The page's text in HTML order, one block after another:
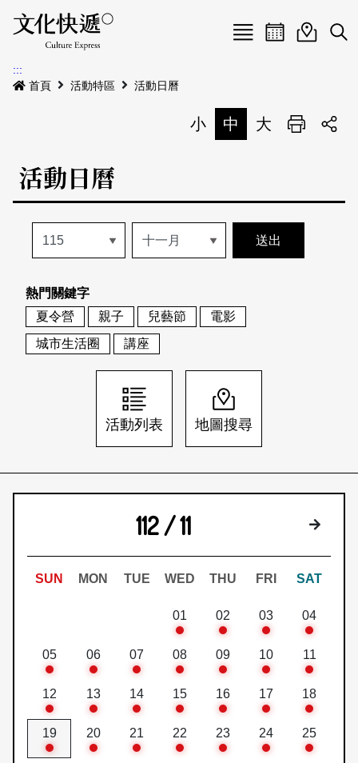
Menu
最新公告
本期專題
歷史專題
活動特區
活動列表
地圖搜尋
關於我們
關於我們
刊物索取地點
會員基本資料
刊登活動
網站導覽 English
日本語 登入/註冊
活動日曆活動地圖
展
:::
首頁
活動特區 活動日曆
小 中 大 列印
活動日曆
熱門關鍵字
夏令營
親子 兒藝節
電影
城市生活圈
講座
活動列表 地圖搜尋
112 / 11 下個月
SUN MON TUE WED THU FRI SAT
01 02 03 04
05 06 07 08 09 10 11
12 13 14 15 16 17 18
19 20 21 22 23 24 25